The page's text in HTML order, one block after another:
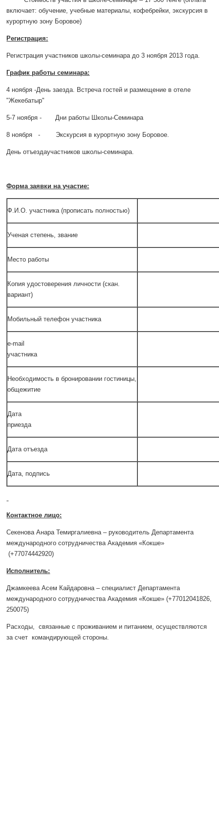
включает: обучение, учебные материалы, кофебрейки, экскурсия в
курортную зону Боровое)
Регистрация:
Регистрация участников школы-семинара до 3 ноября 2013 года.
График работы семинара:
4 ноября -День заезда. Встреча гостей и размещение в отеле
"Жекебатыр"
5-7 ноября - Дни работы Школы-Семинара
8 ноября - Экскурсия в курортную зону Боровое.
День отъездаучастников школы-семинара.
Форма заявки на участие:
Ф.И.О. участника (прописать полностью)
Ученая степень, звание
Место работы
Копия удостоверения личности (скан.
вариант)
Мобильный телефон участника
e-mail
участника
Необходимость в бронировании гостиницы,
общежитие
Дата
приезда
Дата отъезда
Дата, подпись
Контактное лицо:
Секенова Анара Темиргалиевна – руководитель Департамента
международного сотрудничества Академия «Кокше»
(+77074442920)
Исполнитель:
Джамкеева Асем Кайдаровна – специалист Департамента
международного сотрудничества Академия «Кокше» (+77012041826,
250075)
Расходы, связанные с проживанием и питанием, осуществляются
за счет командирующей стороны.